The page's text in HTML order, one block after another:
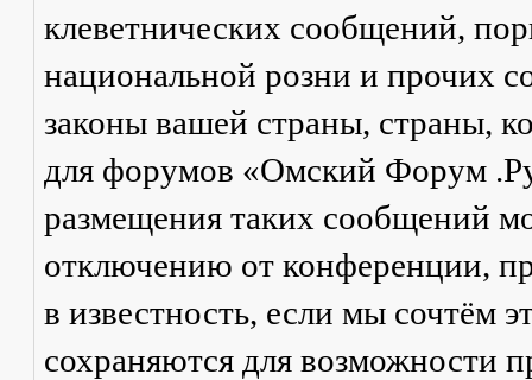
клеветнических сообщений,
национальной розни и прочих
законы вашей страны, страны,
для форумов «Омский Форум
размещения таких сообщений
отключению от конференции,
в известность, если мы сочтём
сохраняются для возможности